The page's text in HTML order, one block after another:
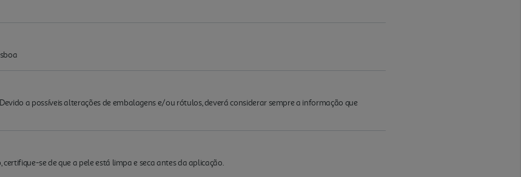
a possíveis alterações de embalagens e/ou rótulos, deverá considerar sempre a informação que
se de que a pele está limpa e seca antes da aplicação.